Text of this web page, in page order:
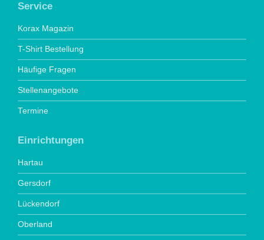
Service
Korax Magazin
T-Shirt Bestellung
Häufige Fragen
Stellenangebote
Termine
Einrichtungen
Hartau
Gersdorf
Lückendorf
Oberland